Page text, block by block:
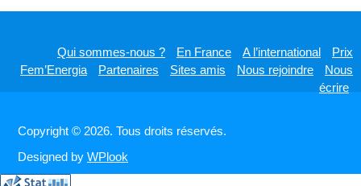
Qui sommes-nous ? En France A l’international
Prix
Fem’Energia
Partenaires Sites amis Nous rejoindre
Nous
écrire
Copyright © 2026. Tous droits réservés.
Designed byWPlook